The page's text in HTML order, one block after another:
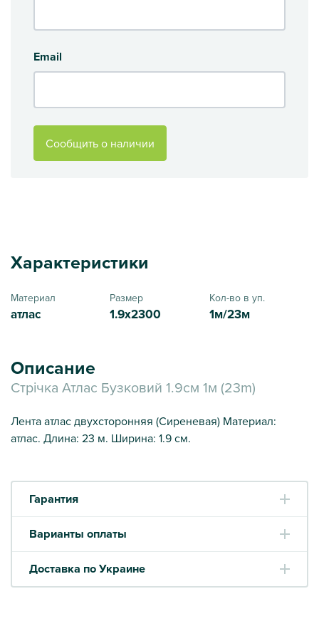
Email
Сообщить о наличии
Характеристики
Материал
атлас
Размер
1.9x2300
Кол-во в уп.
1м/23м
Описание
Стрічка Атлас Бузковий 1.9см 1м (23m)
Лента атлас двухсторонняя (Сиреневая) Материал:
атлас. Длина: 23 м. Ширина: 1.9 см.
Гарантия
Варианты оплаты
Доставка по Украине